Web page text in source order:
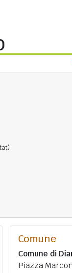
Comune
Comune di
Piazza